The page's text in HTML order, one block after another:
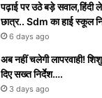
पढ़ाई पर उठे बड़े
छात्र.. Sdm का हाई स्कूल
6 days ago
अब नहीं चलेगी लापरवाही!
दिए सख्त निर्देश….
3 days ago